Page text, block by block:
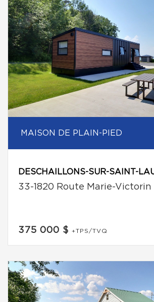
MAISON DE PLAIN-PIED
DESCHAILLONS-SUR-SAINT-
33-1820 Route Marie-Victorin
375 000 $ +TPS/TVQ